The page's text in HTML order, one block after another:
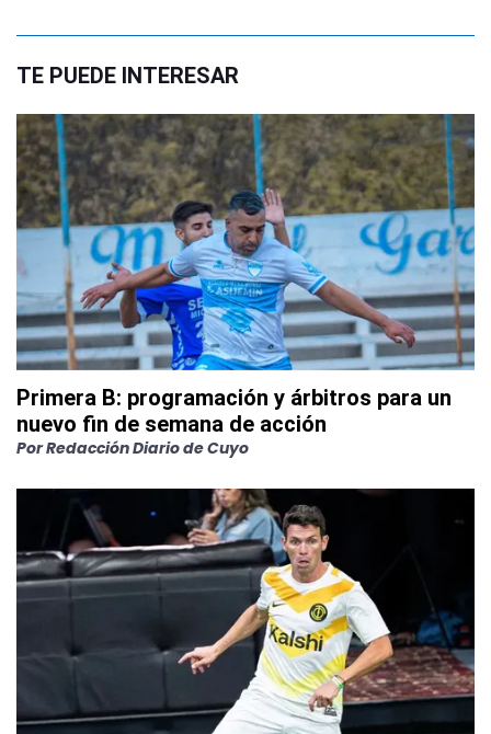
TE PUEDE INTERESAR
Primera B: programación y árbitros para un
nuevo fin de semana de acción
PorRedacción Diario de Cuyo